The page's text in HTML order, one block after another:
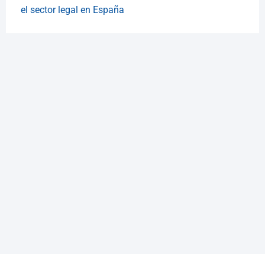
el sector legal en España